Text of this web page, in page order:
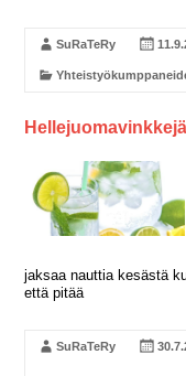
SuRaTeRy
Hellejuomavinkkejä
jaksaa nauttia kesästä
että pitää
SuRaTeRy